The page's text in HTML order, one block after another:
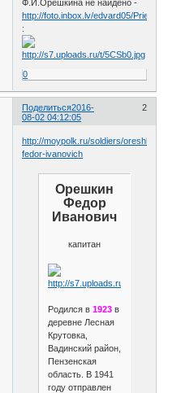
Ф.И.Орешкина не найдено -
http://foto.inbox.lv/edvard05/Priekule
:
0
Поделиться 2
2016-
08-02 04:12:05
http://moypolk.ru/soldiers/oreshkin-
fedor-ivanovich
Орешкин
Федор
Иванович
капитан
Родился в 1923в
деревне Лесная
Крутовка,
Вадинский район,
Пензенская
область. В 1941
году отправлен